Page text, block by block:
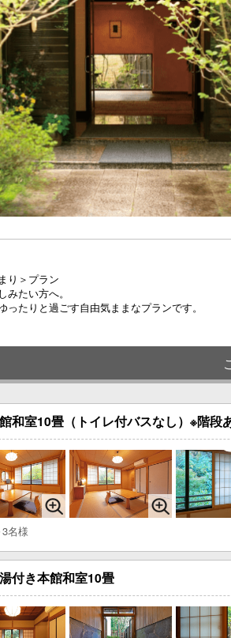
り＞プラン
みたい方へ。
ったりと過ごす自由気ままなプランです。
和室10畳（トイレ付バスなし）※階段
名様
付き本館和室10畳